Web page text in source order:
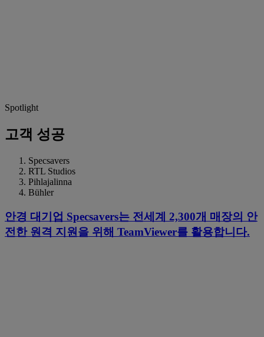
Spotlight
고객 성공
Specsavers
RTL Studios
Pihlajalinna
Bühler
안경 대기업 Specsavers는 전세계 2,300개 매장의 안
전한 원격 지원을 위해 TeamViewer를 활용합니다.